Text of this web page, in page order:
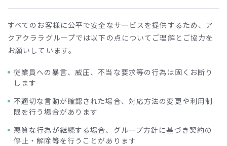
すべてのお客様に公平で安全なサービスを提供するため、ア
クアクララグループでは以下の点についてご理解とご協力を
お願いしています。
従業員への暴言、威圧、不当な要求等の行為は固くお断り
します
不適切な言動が確認された場合、対応方法の変更や利用制
限を行う場合があります
悪質な行為が継続する場合、グループ方針に基づき契約の
停止・解除等を行うことがあります